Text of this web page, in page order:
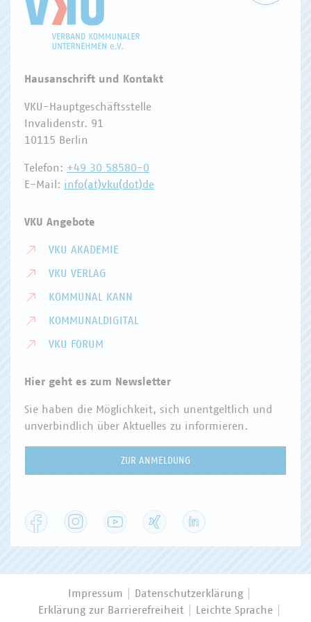
Hausanschrift und Kontakt
VKU-Hauptgeschäftsstelle
Invalidenstr. 91
10115 Berlin
Telefon: +49 30 58580-0
E-Mail: info(at)vku(dot)de
VKU Angebote
VKU AKADEMIE
VKU VERLAG
KOMMUNAL KANN
KOMMUNALDIGITAL
VKU FORUM
Hier geht es zum Newsletter
Sie haben die Möglichkeit, sich unentgeltlich und
unverbindlich über Aktuelles zu informieren.
ZUR ANMELDUNG
Facebook Instagram YouTube
Impressum
Datenschutzerklärung
Erklärung zur Barrierefreiheit
Leichte Sprache